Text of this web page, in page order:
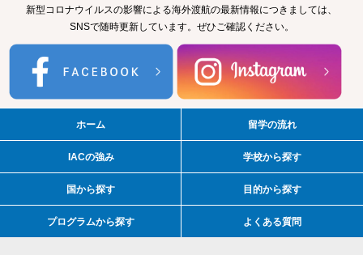
新型コロナウイルスの影響による海外渡航の最新情報につきましては、
SNSで随時更新しています。ぜひご確認ください。
ホーム 留学の流れ
IACの強み 学校から探す
国から探す 目的から探す
プログラムから探す よくある質問